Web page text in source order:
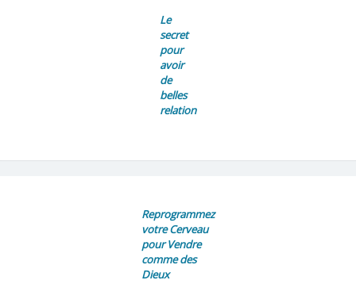
Le
secret
pour
avoir
de
belles
relation
Reprogrammez
votre Cerveau
pour Vendre
comme des
Dieux